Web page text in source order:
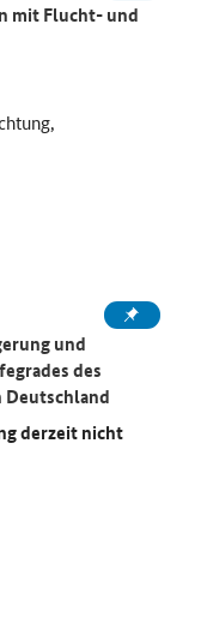
mit Flucht- und
und
des
derzeit nicht